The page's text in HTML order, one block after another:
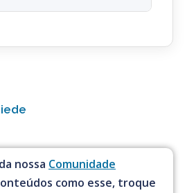
nossa Comunidade
como esse, troque